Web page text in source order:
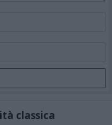
classica